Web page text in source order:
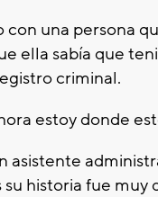
una persona
ella sabía que
criminal.
estoy donde
asistente
su historia fue muy